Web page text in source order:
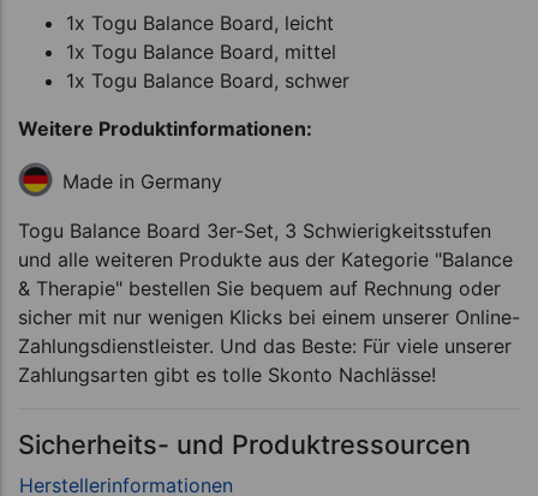
1x Togu Balance Board, leicht
1x Togu Balance Board, mittel
1x Togu Balance Board, schwer
Weitere Produktinformationen:
Made in Germany
Togu Balance Board 3er-Set, 3 Schwierigkeitsstufen
und alle weiteren Produkte aus der Kategorie "Balance
& Therapie" bestellen Sie bequem auf Rechnung oder
sicher mit nur wenigen Klicks bei einem unserer Online-
Zahlungsdienstleister. Und das Beste: Für viele unserer
Zahlungsarten gibt es tolle Skonto Nachlässe!
Sicherheits- und Produktressourcen